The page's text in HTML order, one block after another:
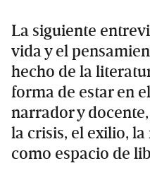
La siguiente
vida y el
hecho de la
forma de estar en
narrador y
la crisis, el exilio,
como espacio de